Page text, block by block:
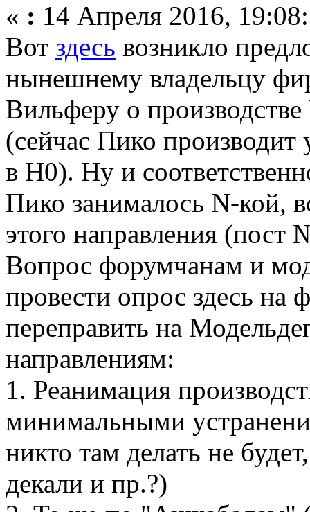
« : 14 Апреля 2016,
Вот здесь возникло
нынешнему владельцу
Вильферу о
(сейчас Пико
в Н0). Ну и
Пико занималось N-кой,
этого направления (пост
Вопрос форумчанам и
провести опрос здесь на
переправить на
направлениям:
1. Реанимация
минимальными
никто там делать не
декали и пр.?)